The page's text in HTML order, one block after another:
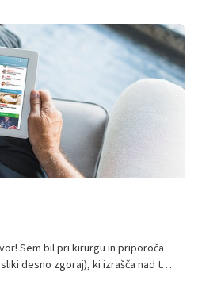
Sem bil pri kirurgu in priporoča
desno zgoraj), ki izrašča nad to